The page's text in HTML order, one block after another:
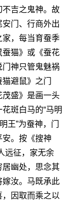
不吉之鬼神。故
门、行商外出
家，每当育蚕季
猫》或《蚕花
神只管鬼魅祸
避鼠》之门
茂盛》是画一头
斑白马的“马明
王”为蚕神，门
安。按《搜神
远征，家无余
居幽处，思念其
嫁汝。马既承此
因取而乘之以